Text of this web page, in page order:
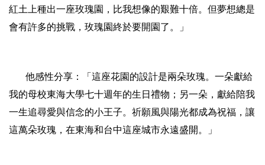
紅土上種出一座玫瑰園，比我想像的艱難十倍。但夢想總是
會有許多的挑戰，玫瑰園終於要開園了。」
他感性分享：「這座花園的設計是兩朵玫瑰。一朵獻給
我的母校東海大學七十週年的生日禮物；另一朵，獻給陪我
一生追尋愛與信念的小王子。祈願風與陽光都成為祝福，讓
這萬朵玫瑰，在東海和台中這座城市永遠盛開。」